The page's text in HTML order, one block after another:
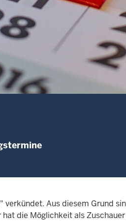
Aus diesem Grund
die Möglichkeit als